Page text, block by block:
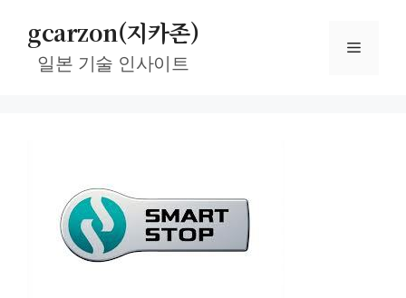
gcarzon(지카존)
일본 기술 인사이트
메